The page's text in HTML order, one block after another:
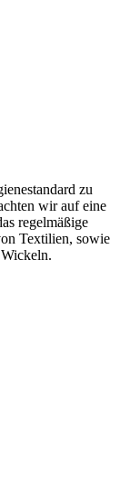
zu
wir auf eine
regelmäßige
Textilien, sowie